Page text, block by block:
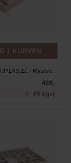
I KURVEN
Stackers SUPERSIZE - Mystacker - 16 rum, BLUSH
439,-
På lager